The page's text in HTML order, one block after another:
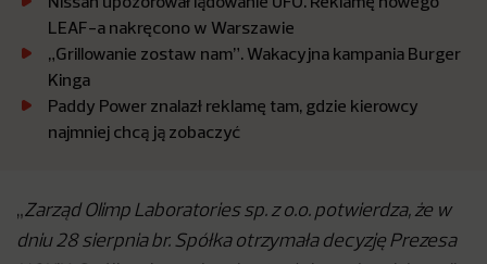
LEAF-a nakręcono w Warszawie
„Grillowanie zostaw nam”. Wakacyjna kampania Burger
Kinga
Paddy Power znalazł reklamę tam, gdzie kierowcy
najmniej chcą ją zobaczyć
„Zarząd Olimp Laboratories sp. z o.o. potwierdza, że w
dniu 28 sierpnia br. Spółka otrzymała decyzję Prezesa